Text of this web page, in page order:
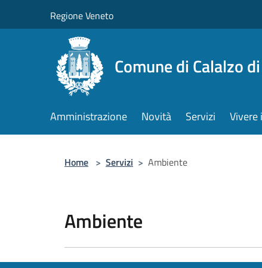
Regione Veneto
Comune di Calalzo
Amministrazione Novità Servizi Vivere
Home > Servizi > Ambiente
Ambiente